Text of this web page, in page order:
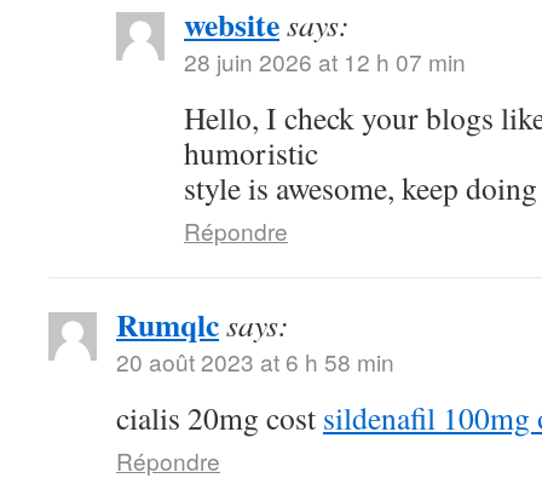
websitesays:
28 juin 2026 at 12 h 07 min
Hello, I check your blogs
humoristic
style is awesome, keep
Répondre
Rumqlcsays:
20 août 2023 at 6 h 58 min
cialis 20mg cost sildenafil 100mg
Répondre